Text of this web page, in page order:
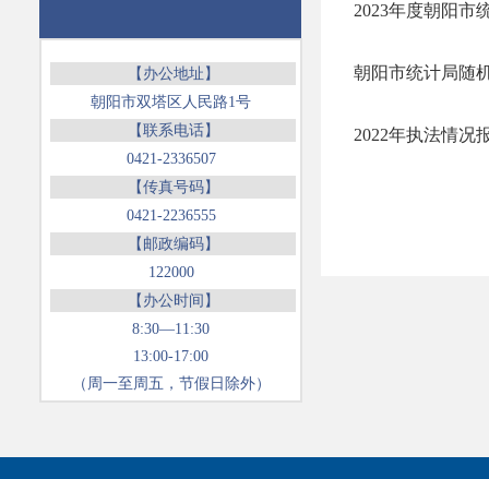
【办公地址】
朝阳市双塔区人民路1号
【联系电话】
0421-2336507
【传真号码】
0421-2236555
【邮政编码】
122000
【办公时间】
8:30—11:30
13:00-17:00
（周一至周五，节假日除外）
2023年度朝阳市
朝阳市统计局随
2022年执法情况